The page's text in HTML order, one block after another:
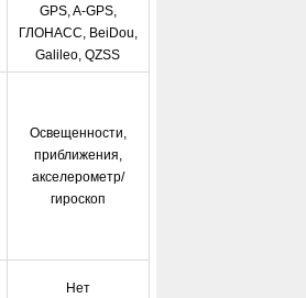
GPS, A-GPS,
ГЛОНАСС, BeiDou,
Galileo, QZSS
Освещенности,
приближения,
акселерометр/
гироскоп
Нет